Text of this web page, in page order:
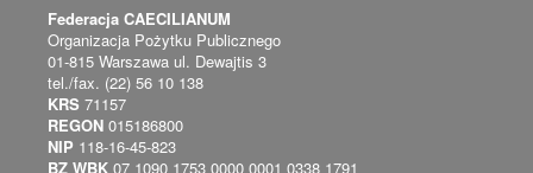
Federacja CAECILIANUM
Organizacja Pożytku Publicznego
01-815 Warszawa ul. Dewajtis 3
tel./fax. (22) 56 10 138
KRS 71157
REGON 015186800
NIP 118-16-45-823
BZ WBK 07 1090 1753 0000 0001 0338 1791